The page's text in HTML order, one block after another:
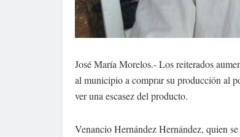
José María Morelos.- Los reiterados
al municipio a comprar su producción al
ver una escasez del producto.
Venancio Hernández Hernández, quien